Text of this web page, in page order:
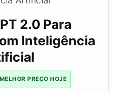
2.0 Para
Inteligência
PREÇO HOJE